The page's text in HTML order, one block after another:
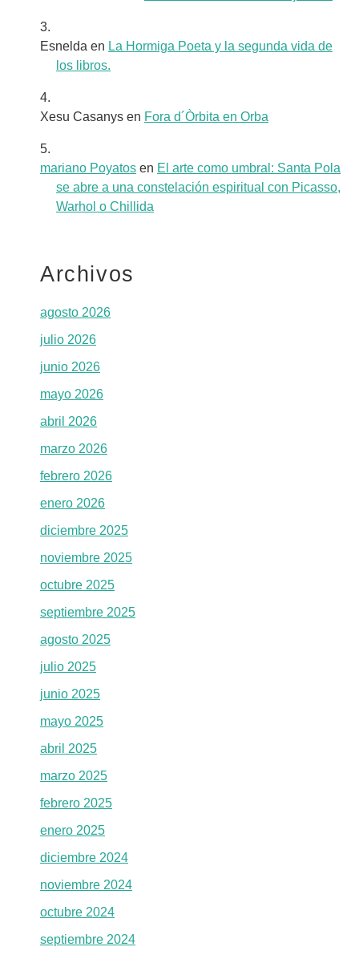
Esnelda en La Hormiga Poeta y la segunda vida de
los libros.
Xesu Casanys en Fora d´Òrbita en Orba
mariano Poyatos en El arte como umbral: Santa Pola
se abre a una constelación espiritual con Picasso,
Warhol o Chillida
Archivos
agosto 2026
julio 2026
junio 2026
mayo 2026
abril 2026
marzo 2026
febrero 2026
enero 2026
diciembre 2025
noviembre 2025
octubre 2025
septiembre 2025
agosto 2025
julio 2025
junio 2025
mayo 2025
abril 2025
marzo 2025
febrero 2025
enero 2025
diciembre 2024
noviembre 2024
octubre 2024
septiembre 2024